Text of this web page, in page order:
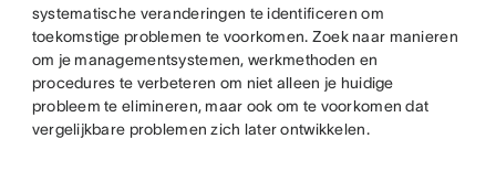
systematische veranderingen te identificeren om
toekomstige problemen te voorkomen. Zoek naar manieren
om je managementsystemen, werkmethoden en
procedures te verbeteren om niet alleen je huidige
probleem te elimineren, maar ook om te voorkomen dat
vergelijkbare problemen zich later ontwikkelen.